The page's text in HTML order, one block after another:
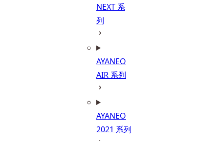
NEXT 系
列
AYANEO
AIR 系列
AYANEO
2021 系列